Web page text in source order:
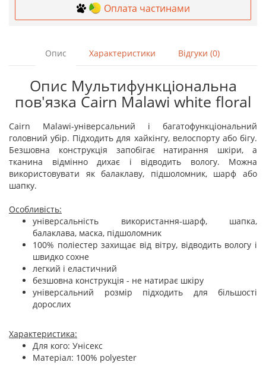
Оплата частинами
Опис Характеристики Відгуки (0)
Опис Мультифункціональна
пов'язка Cairn Malawi white floral
Cairn Malawi-універсальний і багатофункціональний
головний убір. Підходить для хайкінгу, велоспорту або бігу.
Безшовна конструкція запобігає натирання шкіри, а
тканина відмінно дихає і відводить вологу. Можна
використовувати як балаклаву, підшоломник, шарф або
шапку.
Особливість:
універсальність використання-шарф, шапка,
балаклава, маска, підшоломник
100% поліестер захищає від вітру, відводить вологу і
швидко сохне
легкий і еластичний
безшовна конструкція - не натирає шкіру
універсальний розмір підходить для більшості
дорослих
Характеристика:
Для кого: Унісекс
Матеріал: 100% polyester